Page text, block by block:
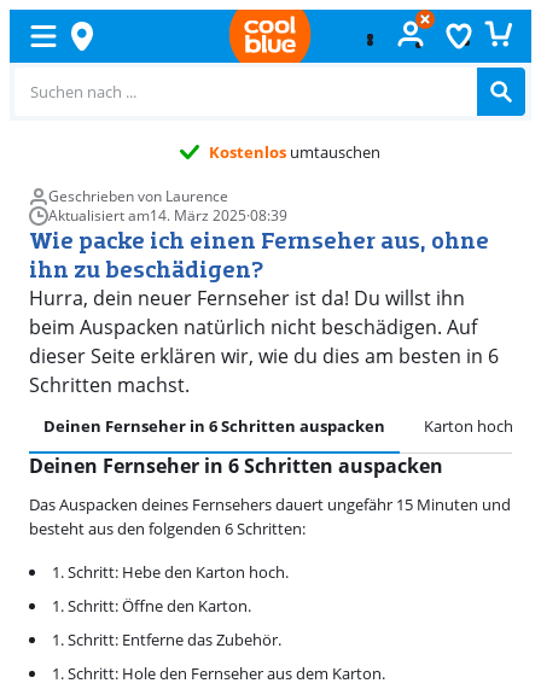
Kostenlos umtauschen
Geschrieben von Laurence
Aktualisiert am14. März 2025·08:39
Wie packe ich einen Fernseher aus, ohne
ihn zu beschädigen?
Hurra, dein neuer Fernseher ist da! Du willst ihn
beim Auspacken natürlich nicht beschädigen. Auf
dieser Seite erklären wir, wie du dies am besten in 6
Schritten machst.
Deinen Fernseher in 6 Schritten auspacken Karton
Deinen Fernseher in 6 Schritten auspacken
Das Auspacken deines Fernsehers dauert ungefähr 15 Minuten und
besteht aus den folgenden 6 Schritten:
Schritt: Hebe den Karton hoch.
Schritt: Öffne den Karton.
Schritt: Entferne das Zubehör.
Schritt: Hole den Fernseher aus dem Karton.